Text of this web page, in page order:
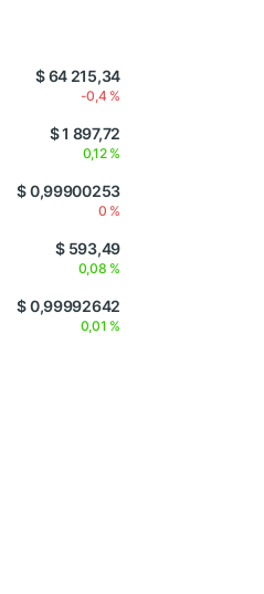
$ 64 215,34
-0,4 %
$ 1 897,72
0,12 %
$ 0,99900253
0 %
$ 593,49
0,08 %
$ 0,99992642
0,01 %